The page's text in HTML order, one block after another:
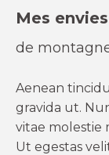
Mes envies
de
Aenean
gravida ut.
vitae molestie
Ut egestas